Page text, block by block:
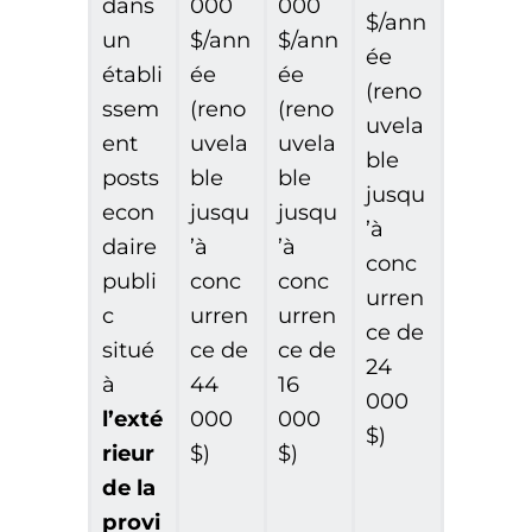
dans
un
établi
ssem
ent
posts
econ
daire
publi
c
situé
à
l’exté
rieur
de la
provi
000
$/ann
ée
(reno
uvela
ble
jusqu
’à
conc
urren
ce de
44
000
$)
000
$/ann
ée
(reno
uvela
ble
jusqu
’à
conc
urren
ce de
16
000
$)
$/ann
ée
(reno
uvela
ble
jusqu
’à
conc
urren
ce de
24
000
$)